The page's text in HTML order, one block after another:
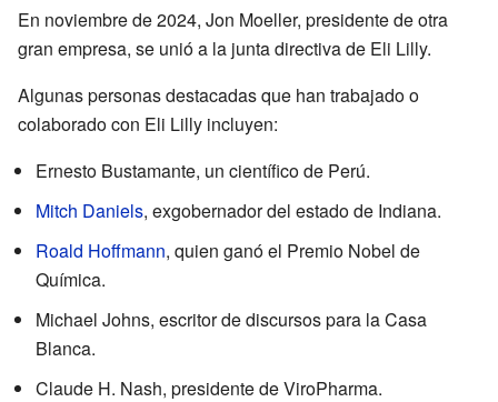
En noviembre de 2024, Jon Moeller, presidente de otra
gran empresa, se unió a la junta directiva de Eli Lilly.
Algunas personas destacadas que han trabajado o
colaborado con Eli Lilly incluyen:
Ernesto Bustamante, un científico de Perú.
Mitch Daniels, exgobernador del estado de Indiana.
Roald Hoffmann, quien ganó el Premio Nobel de
Química.
Michael Johns, escritor de discursos para la Casa
Blanca.
Claude H. Nash, presidente de ViroPharma.